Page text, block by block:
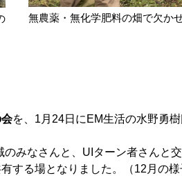
無農薬・無化学肥料の畑で欠か
を、1月24日にEM生活の水野勇
みなさんと、UIターン者さんと
する場となりました。（12月の様